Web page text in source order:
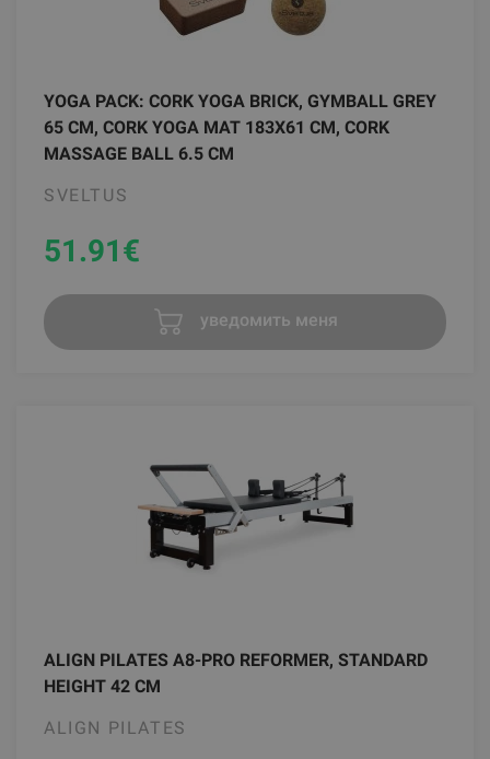
YOGA PACK: CORK YOGA BRICK, GYMBALL GREY
65 CM, CORK YOGA MAT 183X61 CM, CORK
MASSAGE BALL 6.5 CM
SVELTUS
51.91€
уведомить меня
ALIGN PILATES A8-PRO REFORMER, STANDARD
HEIGHT 42 CM
ALIGN PILATES